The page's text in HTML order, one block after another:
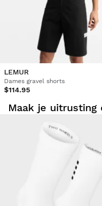
LEMUR
Dames gravel shorts
$114.95
Maak je uitrusting